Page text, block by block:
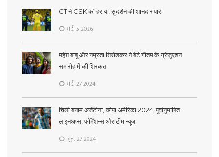
GT ने CSK को हराया, सुदर्शन की शानदार पारी
मई, 5 2026
महेश बाबू और नम्रता शिरोडकर ने बेटे गौतम के ग्रेजुएशन
समारोह में की शिरकत
मई, 27 2024
चिली बनाम अर्जेंटीना, कोपा अमेरिका 2024: पूर्वानुमानित
लाइनअप्स, फॉर्मेशन्स और टीम न्यूज
जून, 27 2024